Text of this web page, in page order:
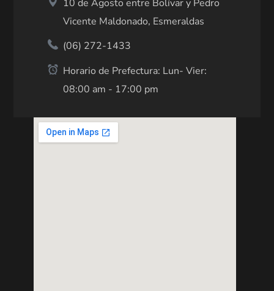
10 de Agosto entre Bolívar y Pedro
Vicente Maldonado, Esmeraldas
(06) 272-1433
Horario de Prefectura: Lun- Vier:
08:00 am - 17:00 pm